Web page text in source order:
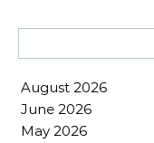
August 2026
June 2026
May 2026